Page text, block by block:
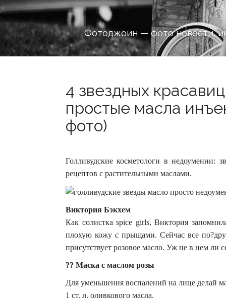
Фотоджоин — фото новости,
4 звездных
простые масла
фото)
Голливудские косметологи в недоумении:
рецептов с растительными маслами.
Виктория Бэкхем
Как солистка spice girls, Виктория
плохую кожу с прыщами. Сейчас все
присутствует розовое масло. Уж не в нем ли
?? Маска с маслом розы
Для уменьшения воспалений на лице делай
1 ст. л. оливкового масла.